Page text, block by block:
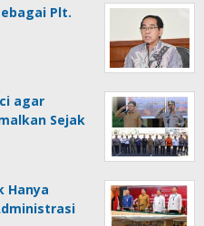
Plt.
agar
Sejak
Hanya